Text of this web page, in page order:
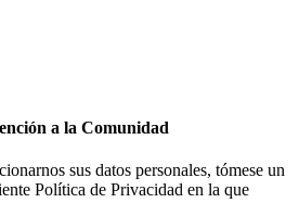
a la Comunidad
sus datos personales, tómese un
Política de Privacidad en la que